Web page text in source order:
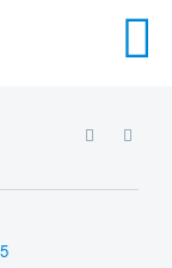
Menu